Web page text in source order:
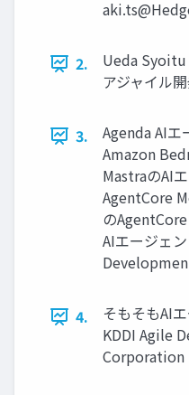
2.
Ueda Syoitu
アジャイル
3.
Agenda AIエ
Amazon
MastraのAI
AgentCore
の
AIエージェ
4.
そもそもAI
KDDI Agile
Corporation